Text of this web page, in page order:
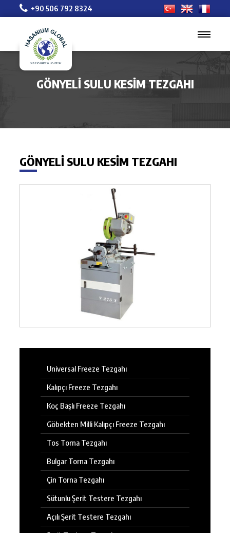
+90 506 792 8324
GÖNYELI SULU KESIM TEZGAHI
GÖNYELI SULU KESIM TEZGAHI
Universal Freeze Tezgahı
Kalıpçı Freeze Tezgahı
Koç Başlı Freeze Tezgahı
Göbekten Milli Kalıpçı Freeze Tezgahı
Tos Torna Tezgahı
Bulgar Torna Tezgahı
Çin Torna Tezgahı
Sütunlu Şerit Testere Tezgahı
Açılı Şerit Testere Tezgahı